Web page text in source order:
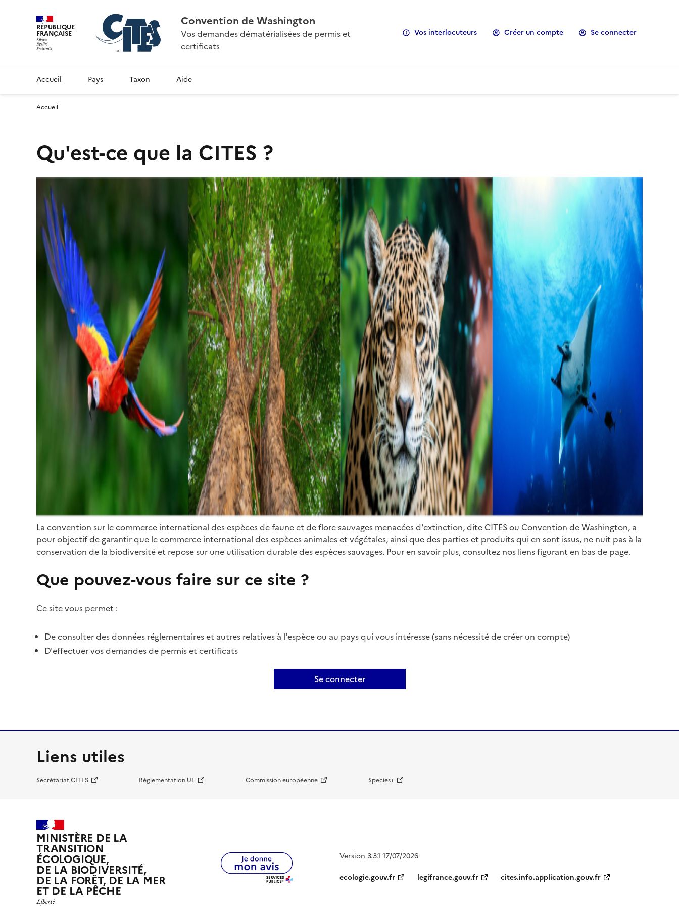
RÉPUBLIQUE
FRANÇAISE
Convention de Washington
Vos demandes dématérialisées de permis et
certificats
Vos interlocuteurs Créer un compte Se connecter
Accueil Pays Taxon Aide
Accueil
Qu'est-ce que la CITES ?
La convention sur le commerce international des espèces de faune et de flore sauvages menacées d'extinction, dite CITES ou Convention de Washington, a
pour objectif de garantir que le commerce international des espèces animales et végétales, ainsi que des parties et produits qui en sont issus, ne nuit pas à la
conservation de la biodiversité et repose sur une utilisation durable des espèces sauvages. Pour en savoir plus, consultez nos liens figurant en bas de page.
Que pouvez-vous faire sur ce site ?
Ce site vous permet :
De consulter des données réglementaires et autres relatives à l'espèce ou au pays qui vous intéresse (sans nécessité de créer un compte)
D'effectuer vos demandes de permis et certificats
Se connecter
Liens utiles
Secrétariat CITES Réglementation UE Commission européenne Species+
MINISTÈRE DE LA
TRANSITION
ÉCOLOGIQUE,
DE LA BIODIVERSITÉ,
DE LA FORÊT, DE LA MER
ET DE LA PÊCHE
Version 3.3.1 17/07/2026
ecologie.gouv.fr
legifrance.gouv.fr cites.info.application.gouv.fr